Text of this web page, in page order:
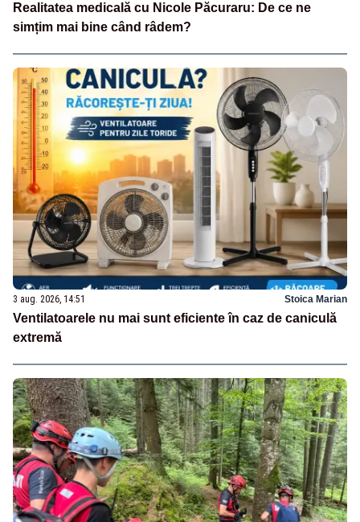
Realitatea medicală cu Nicole Păcuraru: De ce ne
simțim mai bine când râdem?
3 aug. 2026, 14:51 Stoica Marian
Ventilatoarele nu mai sunt eficiente în caz de caniculă
extremă